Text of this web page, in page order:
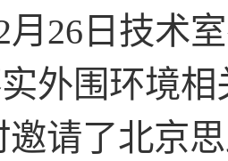
月26日技术
外围环境
邀请了北京